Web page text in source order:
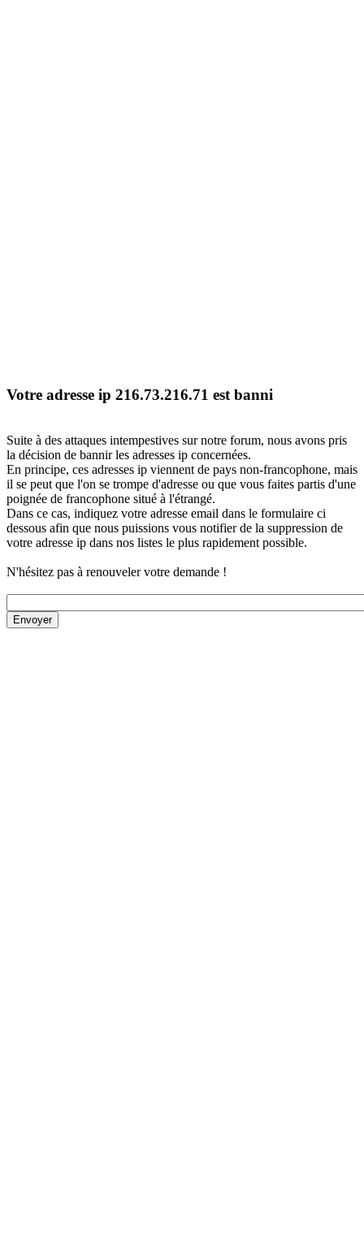
Votre adresse ip 216.73.216.71 est banni
Suite à des attaques intempestives sur notre forum, nous avons pris
la décision de bannir les adresses ip concernées.
En principe, ces adresses ip viennent de pays non-francophone, mais
il se peut que l'on se trompe d'adresse ou que vous faites partis d'une
poignée de francophone situé à l'étrangé.
Dans ce cas, indiquez votre adresse email dans le formulaire ci
dessous afin que nous puissions vous notifier de la suppression de
votre adresse ip dans nos listes le plus rapidement possible.
N'hésitez pas à renouveler votre demande !